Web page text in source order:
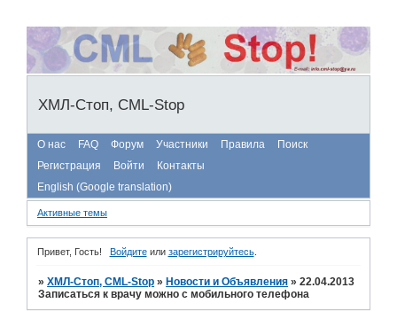
ХМЛ-Стоп, CML-Stop
О нас FAQ Форум Участники Правила
Поиск
Регистрация
Войти
Контакты
English (Google translation)
Активные темы
Привет, Гость! Войдитеили зарегистрируйтесь.
»ХМЛ-Стоп, CML-Stop » Новости и Объявления »22.04.2013
Записаться к врачу можно с мобильного телефона